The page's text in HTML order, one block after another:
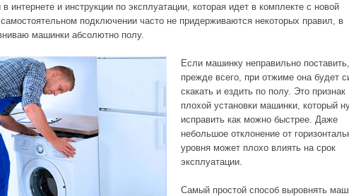
интернете и инструкции по эксплуатации, которая идет в комплекте с новой
подключении часто не придерживаются некоторых правил, в
машинки абсолютно полу.
Если машинку неправильно поставить,
прежде всего, при отжиме она будет
скакать и ездить по полу. Это признак
плохой установки машинки, который
исправить как можно быстрее. Даже
небольшое отклонение от
уровня может плохо влиять на срок
эксплуатации.
Самый простой способ выровнять